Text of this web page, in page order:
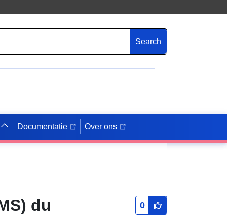
Search
Documentatie Over ons
du 0